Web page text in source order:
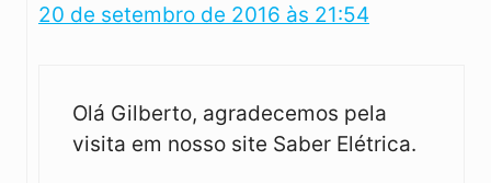
20 de setembro de 2016 às 21:54
Olá Gilberto, agradecemos pela
visita em nosso site Saber Elétrica.